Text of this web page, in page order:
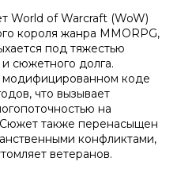
World of Warcraft (WoW)
короля жанра MMORPG,
под тяжестью
сюжетного долга.
модифицированном коде
что вызывает
на
также перенасыщен
конфликтами,
ветеранов.